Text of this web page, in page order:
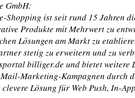
GmbH:
Shopping ist seit rund 15 Jahren
Produkte mit Mehrwert zu
Lösungen am Markt zu
stetig zu erweitern und zu
billiger.de und bietet weitere
Marketing-Kampagnen durch
Lösung für Web Push, In-